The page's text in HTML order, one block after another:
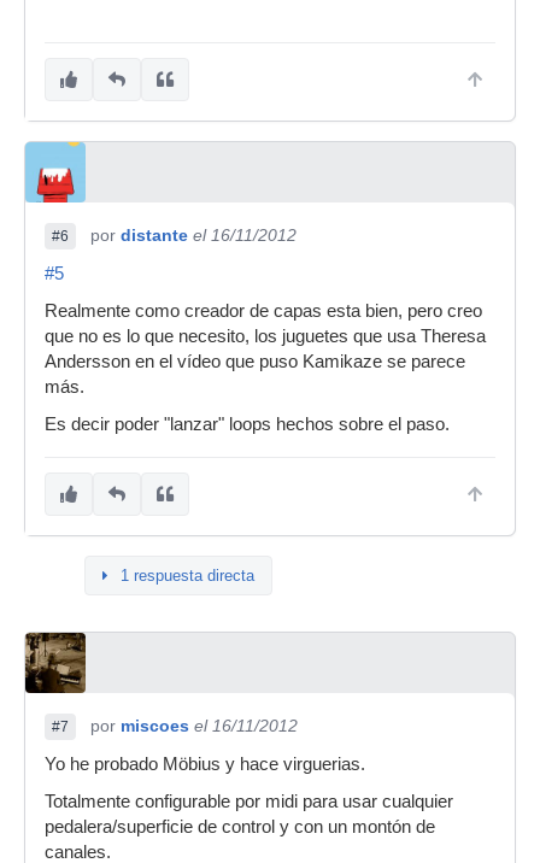
#6 por distante el 16/11/2012
#5
Realmente como creador de capas esta bien, pero creo
que no es lo que necesito, los juguetes que usa Theresa
Andersson en el vídeo que puso Kamikaze se parece
más.
Es decir poder "lanzar" loops hechos sobre el paso.
1 respuesta directa
#7 por miscoes el 16/11/2012
Yo he probado Möbius y hace virguerias.
Totalmente configurable por midi para usar cualquier
pedalera/superficie de control y con un montón de
canales.